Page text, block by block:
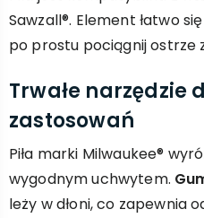
Sawzall®. Element łatwo
po prostu pociągnij ostrze
Trwałe narzędzie
zastosowań
Piła marki Milwaukee®
wygodnym uchwytem.
leży w dłoni, co zapewnia